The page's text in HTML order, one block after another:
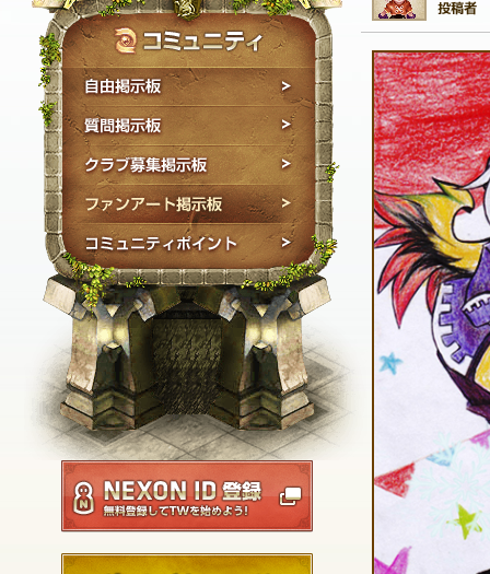
自由掲示板
質問掲示板
クラブ募集掲示板
ファンアート掲示板
コミュニティポイン
NEXON ID登録
ゲームダウンロード